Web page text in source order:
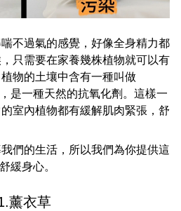
不過氣的感覺，好像全身精力都
只需要在家養幾株植物就可以有
物的土壤中含有一種叫做
是一種天然的抗氧化劑。這樣一
室內植物都有緩解肌肉緊張，舒
們的生活，所以我們為你提供這
緩身心。
薰衣草